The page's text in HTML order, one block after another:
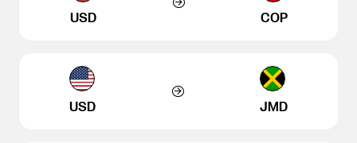
USD COP
USD JMD